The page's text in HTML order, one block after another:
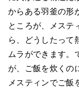
からある羽釜の形
ところが、メステ
ら、どうしたって
ムラができます。
が、ご飯を炊くの
メスティンでご飯